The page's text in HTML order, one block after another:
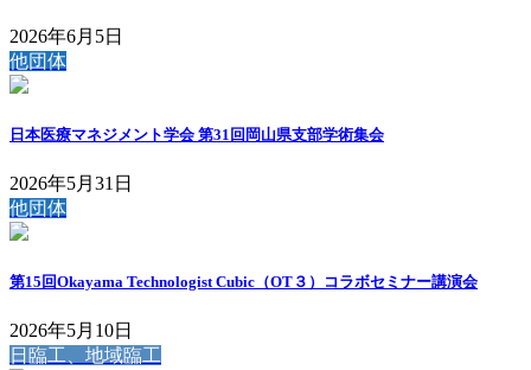
2026年6月5日
他団体
日本医療マネジメント学会 第31回岡山県支部学術集会
2026年5月31日
他団体
第15回Okayama Technologist Cubic（OT３）コラボセミナー講演会
2026年5月10日
日臨工、地域臨工